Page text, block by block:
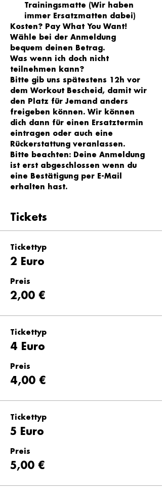
Trainingsmatte (Wir haben
immer Ersatzmatten dabei)
Kosten? Pay What You Want!
Wähle bei der Anmeldung
bequem deinen Betrag.
Was wenn ich doch nicht
teilnehmen kann?
Bitte gib uns spätestens 12h vor
dem Workout Bescheid, damit wir
den Platz für Jemand anders
freigeben können. Wir können
dich dann für einen Ersatztermin
eintragen oder auch eine
Rückerstattung veranlassen.
Bitte beachten: Deine Anmeldung
ist erst abgeschlossen wenn du
eine Bestätigung per E-Mail
erhalten hast.
Tickets
Tickettyp
2 Euro
Preis
2,00 €
Tickettyp
4 Euro
Preis
4,00 €
Tickettyp
5 Euro
Preis
5,00 €